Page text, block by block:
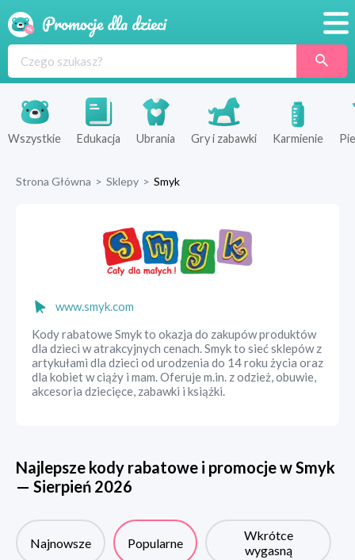
Produkty
Sklepy
Wszystkie Edukacja Ubrania Gry i zabawki Karmienie
Strona Główna > Sklepy > Smyk
www.smyk.com
Kody rabatowe Smyk to okazja do zakupów produktów
dla dzieci w atrakcyjnych cenach. Smyk to sieć sklepów z
artykułami dla dzieci od urodzenia do 14 roku życia oraz
dla kobiet w ciąży i mam. Oferuje m.in. z odzież, obuwie,
akcesoria dziecięce, zabawki i książki.
Najlepsze kody rabatowe i promocje wSmyk
— Sierpień 2026
Najnowsze Popularne
Wkrótce
wygasną